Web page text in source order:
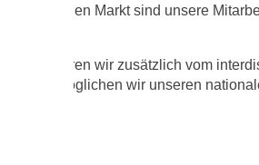
Markt sind unsere
profitieren wir zusätzlich vom
ermöglichen wir unseren